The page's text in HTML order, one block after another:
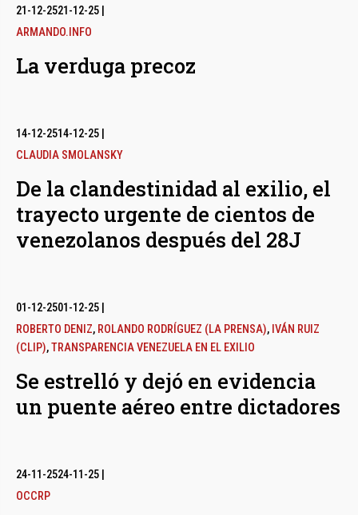
21-12-2521-12-25
ARMANDO.INFO
La verduga precoz
14-12-2514-12-25
CLAUDIA SMOLANSKY
De la clandestinidad al exilio, el
trayecto urgente de cientos de
venezolanos después del 28J
01-12-2501-12-25
ROBERTO DENIZ, ROLANDO RODRÍGUEZ (LA PRENSA), IVÁN RUIZ
(CLIP),TRANSPARENCIA VENEZUELA EN EL EXILIO
Se estrelló y dejó en evidencia
un puente aéreo entre dictadores
24-11-2524-11-25
OCCRP